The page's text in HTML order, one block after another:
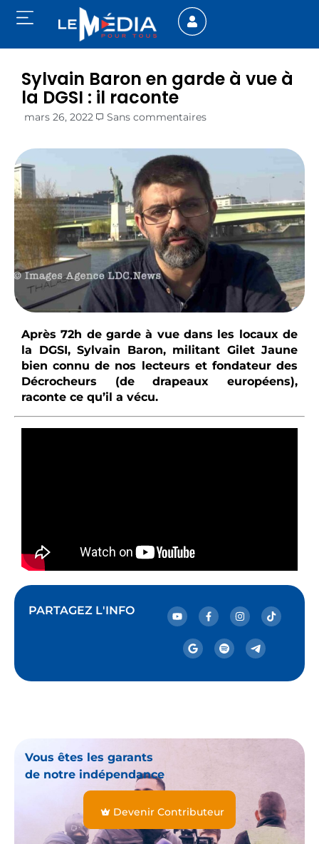
Sylvain Baron en garde à vue à
la DGSI : il raconte
mars 26, 2022 Sans commentaires
Après 72h de garde à vue dans les locaux de
la DGSI, Sylvain Baron, militant Gilet Jaune
bien connu de nos lecteurs et fondateur des
Décrocheurs (de drapeaux européens),
raconte ce qu’il a vécu.
PARTAGEZ L'INFO
Vous êtes les garants
de notre indépendance
Devenir Contributeur